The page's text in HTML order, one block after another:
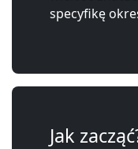
specyfikę
Jak